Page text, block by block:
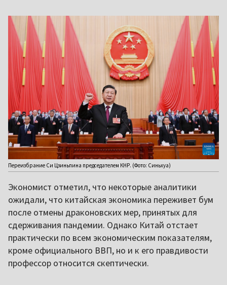
Переизбрание Си Цзиньпина председателем КНР. (Фото: Синьхуа)
Экономист отметил, что некоторые аналитики
ожидали, что китайская экономика переживет бум
после отмены драконовских мер, принятых для
сдерживания пандемии. Однако Китай отстает
практически по всем экономическим показателям,
кроме официального ВВП, но и к его правдивости
профессор относится скептически.